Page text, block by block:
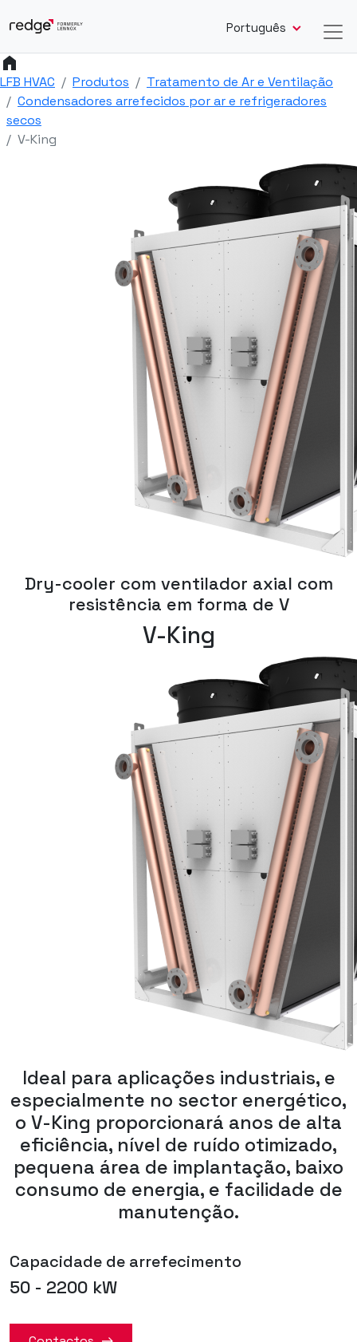
Português
home
LFB HVAC Produtos
Tratamento de Ar e Ventilação
Condensadores arrefecidos por ar e refrigeradores
secos
V-King
Dry-cooler com ventilador axial com
resistência em forma de V
V-King
Ideal para aplicações industriais, e
especialmente no sector energético,
o V-King proporcionará anos de alta
eficiência, nível de ruído otimizado,
pequena área de implantação, baixo
consumo de energia, e facilidade de
manutenção.
Capacidade de arrefecimento
50 - 2200 kW